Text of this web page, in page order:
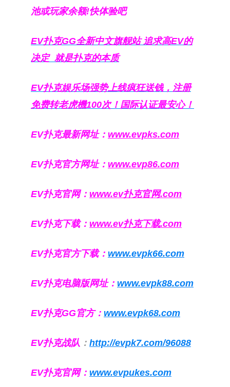
池或玩家余额!快体验吧
EV扑克GG全新中文旗舰站追求高EV的
决定 就是扑克的本质
EV扑克娱乐场强势上线疯狂送钱，注册
免费转老虎機100次！国际认证最安心！
EV扑克最新网址： www.evpks.com
EV扑克官方网址： www.evp86.com
EV扑克官网： www.ev扑克官网.com
EV扑克下载： www.ev扑克下载.com
EV扑克官方下载： www.evpk66.com
EV扑克电脑版网址： www.evpk88.com
EV扑克GG官方： www.evpk68.com
EV扑克战队 ： http://evpk7.com/96088
EV扑克官网： www.evpukes.com